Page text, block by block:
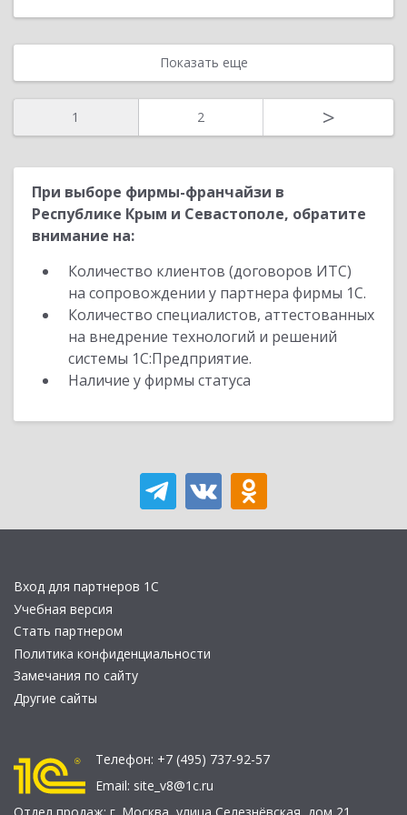
Показать еще
1 2 >
При выборе фирмы-франчайзи в
Республике Крым и Севастополе, обратите
внимание на:
Количество клиентов (договоров ИТС)
на сопровождении у партнера фирмы 1С.
Количество специалистов, аттестованных
на внедрение технологий и решений
системы 1С:Предприятие.
Наличие у фирмы статуса
Вход для партнеров 1С
Учебная версия
Стать партнером
Политика конфиденциальности
Замечания по сайту
Другие сайты
Телефон: +7 (495) 737-92-57
Email: site_v8@1c.ru